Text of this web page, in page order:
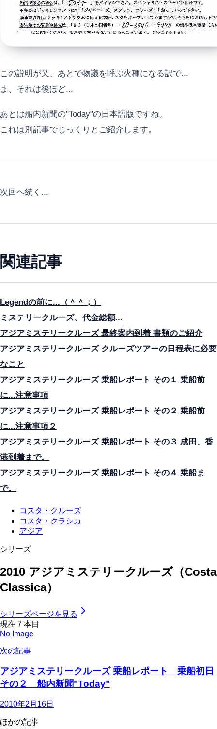
この説明が又、あとで物議を呼ぶ火種になる訳で...
ま、それは後ほど...
あとは船内新聞の"Today"の日本語版ですね。
これは別記事でじっくりとご紹介します。
次回へ続く...
関連記事
Legendの前に...（＾＾；）
ミステリークルーズ、代金総額...
アジアミステリークルーズ 最終案内到着 書類のご紹介
アジアミステリークルーズ クルーズツアーの日程表に必要
なこと
アジアミステリークルーズ 乗船レポート その１ 乗船前
に...注意事項
アジアミステリークルーズ 乗船レポート その２ 乗船前
に...注意事項２
アジアミステリークルーズ 乗船レポート その３ 成田、香
港到着まで。
アジアミステリークルーズ 乗船レポート その４ 乗船ま
で。
コスタ・クルーズ
コスタ・クラシカ
アジア
シリーズ
2010 アジアミステリークルーズ（Costa
Classica）
シリーズページを見る
現在 7 本目
No Image
次の記事
アジアミステリークルーズ 乗船レポート 乗船初日
その２ 船内新聞"Today"
2010年2月16日
ほかの記事